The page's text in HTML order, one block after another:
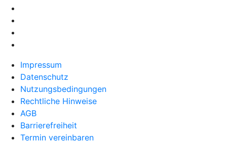
Impressum
Datenschutz
Nutzungsbedingungen
Rechtliche Hinweise
AGB
Barrierefreiheit
Termin vereinbaren